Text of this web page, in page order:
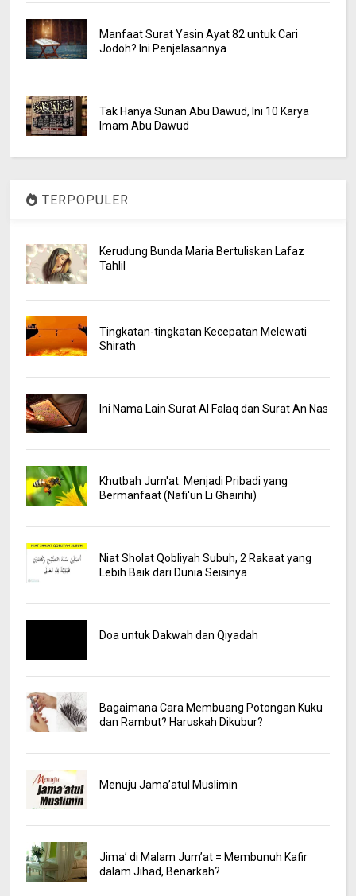
Manfaat Surat Yasin Ayat 82 untuk Cari
Jodoh? Ini Penjelasannya
Tak Hanya Sunan Abu Dawud, Ini 10 Karya
Imam Abu Dawud
TERPOPULER
Kerudung Bunda Maria Bertuliskan Lafaz
Tahlil
Tingkatan-tingkatan Kecepatan Melewati
Shirath
Ini Nama Lain Surat Al Falaq dan Surat An Nas
Khutbah Jum'at: Menjadi Pribadi yang
Bermanfaat (Nafi'un Li Ghairihi)
Niat Sholat Qobliyah Subuh, 2 Rakaat yang
Lebih Baik dari Dunia Seisinya
Doa untuk Dakwah dan Qiyadah
Bagaimana Cara Membuang Potongan Kuku
dan Rambut? Haruskah Dikubur?
Menuju Jama’atul Muslimin
Jima’ di Malam Jum’at = Membunuh Kafir
dalam Jihad, Benarkah?